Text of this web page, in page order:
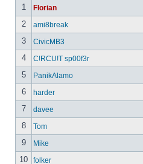
1 Florian
2 ami8break
3 CivicMB3
4 C!RCU!T sp00f3r
5 PanikAlamo
6 harder
7 davee
8 Tom
9 Mike
10 folker